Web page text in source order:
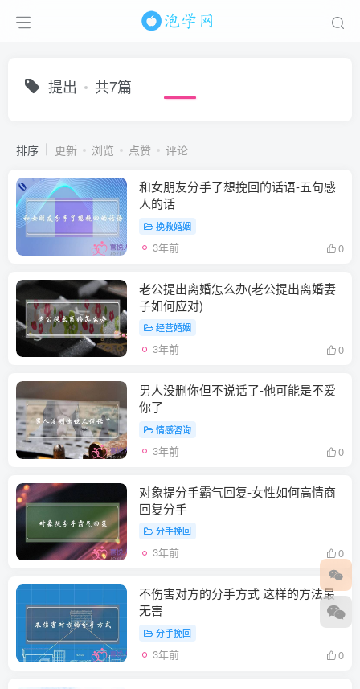
提出 共7篇
排序 更新 浏览 点赞 评论
和女朋友分手了想挽回的话语-五句感
人的话
挽救婚姻
3年前 0
老公提出离婚怎么办(老公提出离婚妻
子如何应对)
经营婚姻
3年前 0
男人没删你但不说话了-他可能是不爱
你了
情感咨询
3年前 0
对象提分手霸气回复-女性如何高情商
回复分手
分手挽回
3年前 0
不伤害对方的分手方式 这样的方法最
无害
分手挽回
3年前 0